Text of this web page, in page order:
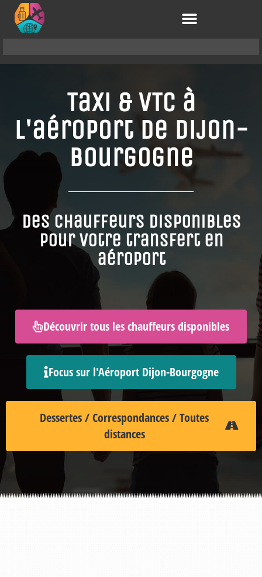
Taxi & VTC à
l'aéroport de Dijon-
Bourgogne
Des chauffeurs disponibles
pour votre transfert en
aéroport
Découvrir tous les chauffeurs disponibles
Focus sur l'Aéroport Dijon-Bourgogne
Dessertes / Correspondances / Toutes
distances